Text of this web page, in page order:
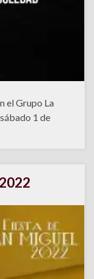
el Grupo La
1 de